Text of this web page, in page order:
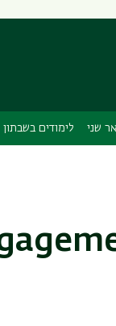
שני לימודים בשבתון